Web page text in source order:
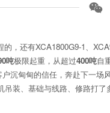

的，还有XCA1800G9-1、
吨极限起重，从超过400吨自
沉甸甸的信任，奔赴下一场
装、基础与线路、修路打